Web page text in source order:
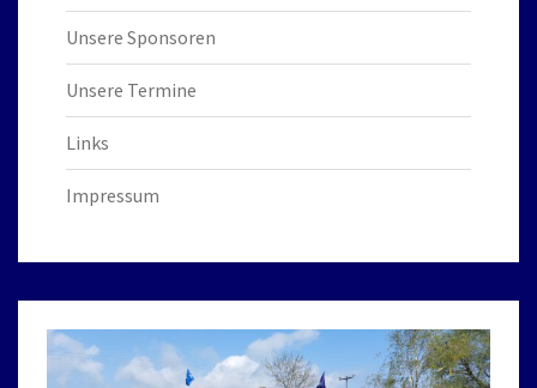
Unsere Sponsoren
Unsere Termine
Links
Impressum